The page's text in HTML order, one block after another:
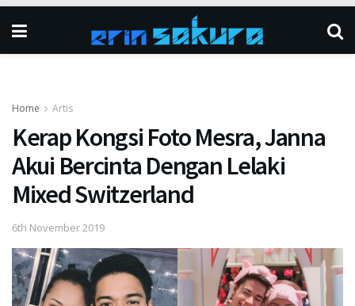
Home Artis
Kerap Kongsi Foto Mesra, Janna
Akui Bercinta Dengan Lelaki
Mixed Switzerland
6th November 2019